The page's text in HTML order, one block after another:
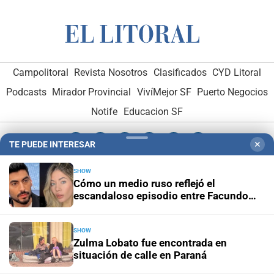
Campolitoral Revista Nosotros Clasificados CYD Litoral
Podcasts Mirador Provincial VivíMejor SF Puerto Negocios
Notife Educacion SF
Hemeroteca Digital (1930-1979)
Administración y Publicidad
Opcionales con El Litoral-MediaKit
TE PUEDE INTERESAR ✕
SHOW
Cómo un medio ruso reflejó el
escandaloso episodio entre Facundo
SHOW
Zulma Lobato fue encontrada en
situación de calle en Paraná